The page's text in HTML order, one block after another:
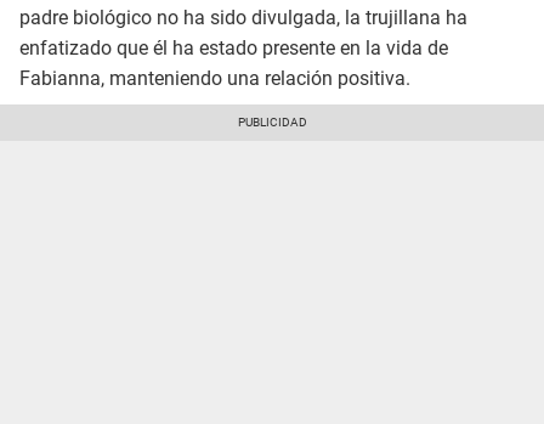
padre biológico no ha sido divulgada, la trujillana ha
enfatizado que él ha estado presente en la vida de
Fabianna, manteniendo una relación positiva.